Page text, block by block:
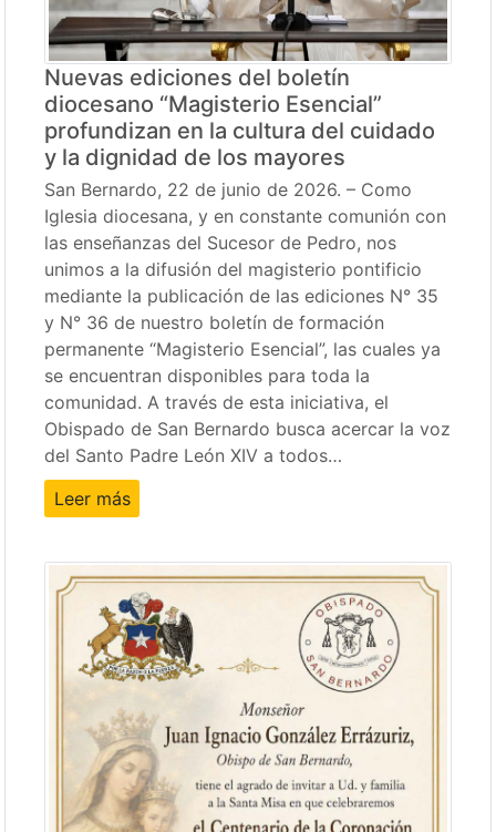
Nuevas ediciones del boletín
diocesano “Magisterio Esencial”
profundizan en la cultura del cuidado
y la dignidad de los mayores
San Bernardo, 22 de junio de 2026. – Como
Iglesia diocesana, y en constante comunión con
las enseñanzas del Sucesor de Pedro, nos
unimos a la difusión del magisterio pontificio
mediante la publicación de las ediciones N° 35
y N° 36 de nuestro boletín de formación
permanente “Magisterio Esencial”, las cuales ya
se encuentran disponibles para toda la
comunidad. A través de esta iniciativa, el
Obispado de San Bernardo busca acercar la voz
del Santo Padre León XIV a todos…
Leer más